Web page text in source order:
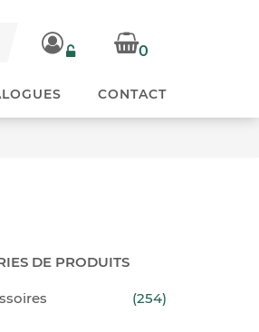
0
CONTACT
DE PRODUITS
(254)